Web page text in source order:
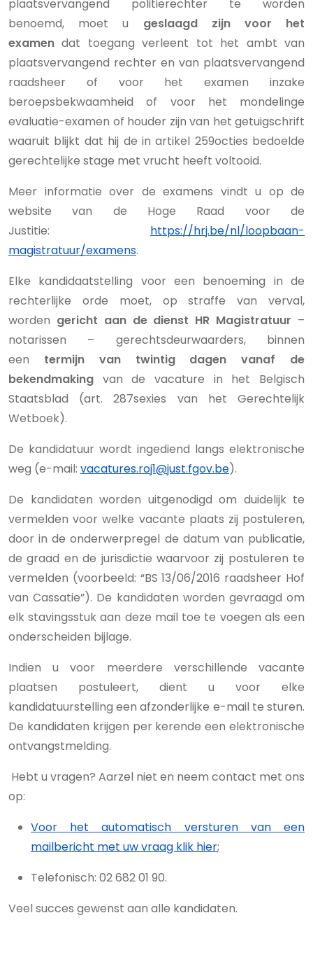
plaatsvervangend politierechter te worden
benoemd, moet u geslaagd zijn voor het
examen dat toegang verleent tot het ambt van
plaatsvervangend rechter en van plaatsvervangend
raadsheer of voor het examen inzake
beroepsbekwaamheid of voor het mondelinge
evaluatie-examen of houder zijn van het getuigschrift
waaruit blijkt dat hij de in artikel 259octies bedoelde
gerechtelijke stage met vrucht heeft voltooid.
Meer informatie over de examens vindt u op de
website van de Hoge Raad voor de
Justitie: https://hrj.be/nl/loopbaan-
magistratuur/examens.
Elke kandidaatstelling voor een benoeming in de
rechterlijke orde moet, op straffe van verval,
worden gericht aan de dienst HR Magistratuur –
notarissen – gerechtsdeurwaarders, binnen
een termijn van twintig dagen vanaf de
bekendmaking van de vacature in het Belgisch
Staatsblad (art. 287sexies van het Gerechtelijk
Wetboek).
De kandidatuur wordt ingediend langs elektronische
weg (e-mail: vacatures.roj1@just.fgov.be).
De kandidaten worden uitgenodigd om duidelijk te
vermelden voor welke vacante plaats zij postuleren,
door in de onderwerpregel de datum van publicatie,
de graad en de jurisdictie waarvoor zij postuleren te
vermelden (voorbeeld: “BS 13/06/2016 raadsheer Hof
van Cassatie”). De kandidaten worden gevraagd om
elk stavingsstuk aan deze mail toe te voegen als een
onderscheiden bijlage.
Indien u voor meerdere verschillende vacante
plaatsen postuleert, dient u voor elke
kandidatuurstelling een afzonderlijke e-mail te sturen.
De kandidaten krijgen per kerende een elektronische
ontvangstmelding.
Hebt u vragen? Aarzel niet en neem contact met ons
op:
Voor het automatisch versturen van een
mailbericht met uw vraag klik hier;
Telefonisch: 02 682 01 90.
Veel succes gewenst aan alle kandidaten.